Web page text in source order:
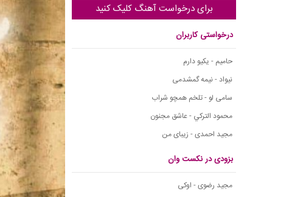
برای درخواست آهنگ کلیک کنید
درخواستی کاربران
حامیم - یکیو دارم
نیواد - نیمه گمشدمی
سامی لو - تلخم همچو شراب
محمود التركي - عاشق مجنون
مجید احمدی - زیبای من
بزودی در نکست وان
مجید رضوی - اوکی